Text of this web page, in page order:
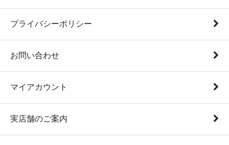
プライバシーポリシー
お問い合わせ
マイアカウント
実店舗のご案内